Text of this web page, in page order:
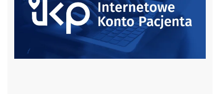
czytaj więcej